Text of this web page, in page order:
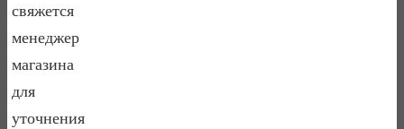
свяжется
менеджер
магазина
для
уточнения